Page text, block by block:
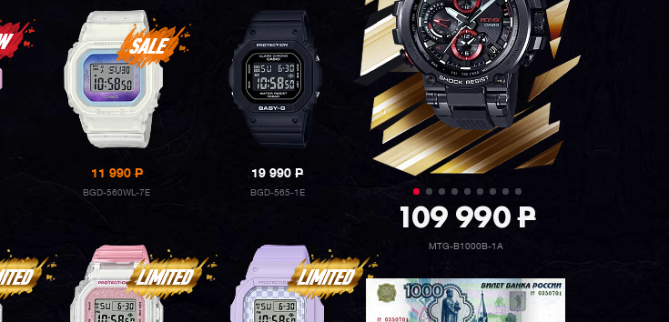
11 990P
BGD-560WL-7E
19 990P
BGD-565-1E
109 990P
MTG-B1000B-1A